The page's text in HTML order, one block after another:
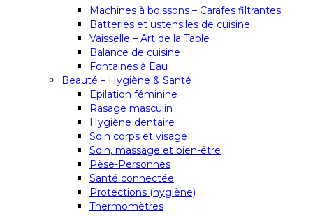
Machines à boissons – Carafes filtrantes
Batteries et ustensiles de cuisine
Vaisselle – Art de la Table
Balance de cuisine
Fontaines à Eau
Beauté – Hygiène & Santé
Epilation féminine
Rasage masculin
Hygiène dentaire
Soin corps et visage
Soin, massage et bien-être
Pèse-Personnes
Santé connectée
Protections (hygiène)
Thermomètres